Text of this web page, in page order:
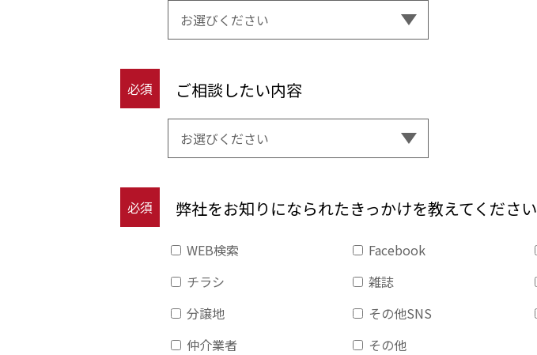
必須 ご相談したい内容
必須 弊社をお知りになられたきっかけを教えてください
WEB検索 Facebook
チラシ
雑誌
分譲地
その他SNS
仲介業者
その他